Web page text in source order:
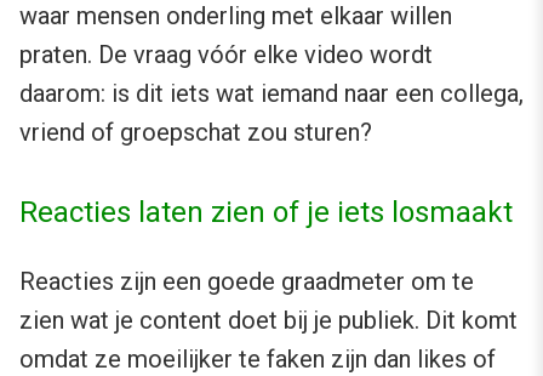
waar mensen onderling met elkaar willen
praten. De vraag vóór elke video wordt
daarom: is dit iets wat iemand naar een collega,
vriend of groepschat zou sturen?
Reacties laten zien of je iets losmaakt
Reacties zijn een goede graadmeter om te
zien wat je content doet bij je publiek. Dit komt
omdat ze moeilijker te faken zijn dan likes of